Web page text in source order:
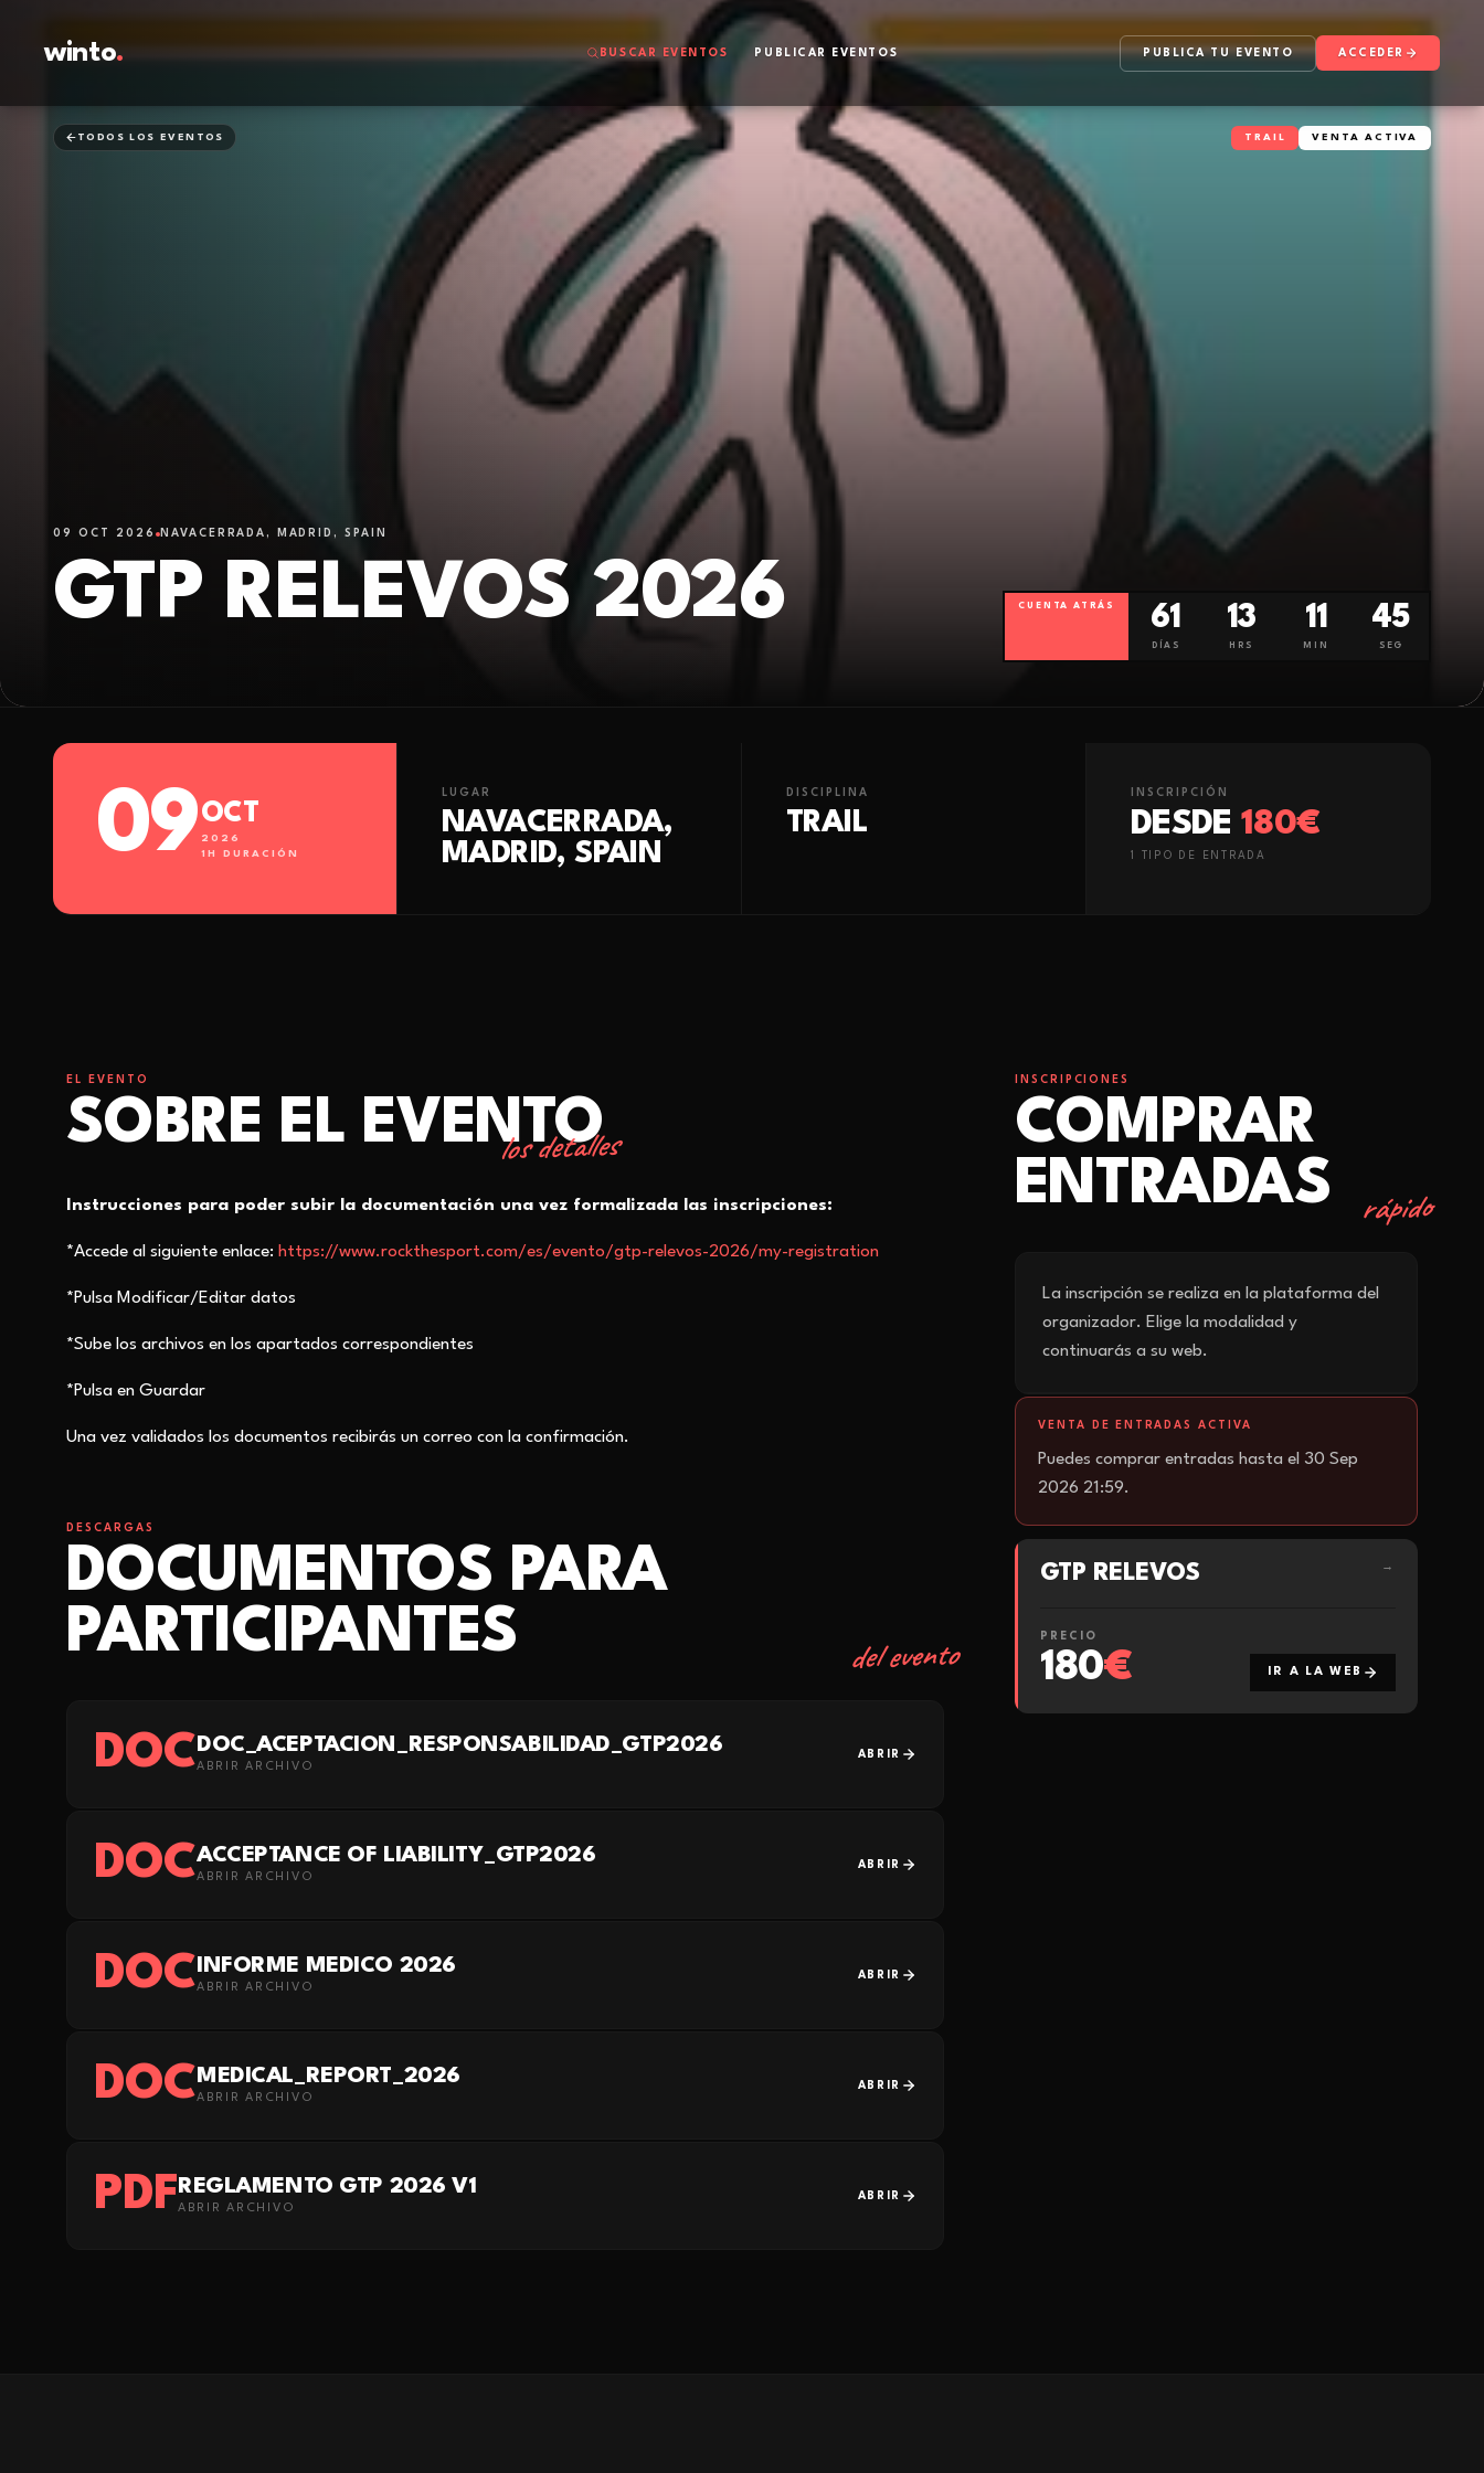
winto. BUSCAR EVENTOS PUBLICAR EVENTOS PUBLICA TU EVENTO ACCEDER
TODOS LOS EVENTOS TRAIL VENTA ACTIVA
09 OCT 2026 NAVACERRADA, MADRID, SPAIN
GTP RELEVOS 2026 CUENTA ATRÁS 61
DÍAS
13
HRS
11
MIN
43
SEG
09OCT
2026
1 H DURACIÓN
LUGAR
NAVACERRADA,
MADRID, SPAIN
DISCIPLINA
TRAIL
INSCRIPCIÓN
DESDE 180€
1 TIPO DE ENTRADA
EL EVENTO
SOBRE EL EVENTO
los detalles
Instrucciones para poder subir la documentación una vez formalizada las inscripciones:
*Accede al siguiente enlace: https://www.rockthesport.com/es/evento/gtp-relevos-2026/my-registration
*Pulsa Modificar/Editar datos
*Sube los archivos en los apartados correspondientes
*Pulsa en Guardar
Una vez validados los documentos recibirás un correo con la confirmación.
DESCARGAS
DOCUMENTOS PARA
PARTICIPANTES
del evento
DOCDOC_ACEPTACION_RESPONSABILIDAD_GTP2026
ABRIR ARCHIVO
ABRIR
DOCACCEPTANCE OF LIABILITY_GTP2026
ABRIR ARCHIVO
ABRIR
DOCINFORME MEDICO 2026
ABRIR ARCHIVO
ABRIR
DOCMEDICAL_REPORT_2026
ABRIR ARCHIVO
ABRIR
PDFREGLAMENTO GTP 2026 V1
ABRIR ARCHIVO
ABRIR
INSCRIPCIONES
COMPRAR
ENTRADAS
rápido
La inscripción se realiza en la plataforma del
organizador. Elige la modalidad y
continuarás a su web.
VENTA DE ENTRADAS ACTIVA
Puedes comprar entradas hasta el 30 Sep
2026 21:59.
GTP RELEVOS →
PRECIO
180€ IR A LA WEB